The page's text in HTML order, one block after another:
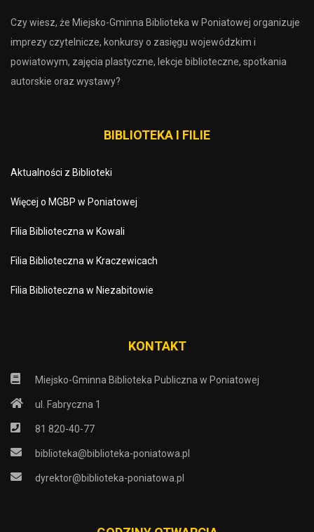
Czy wiesz, że Miejsko-Gminna Biblioteka w Poniatowej organizuje
imprezy czytelnicze, konkursy o zasięgu wojewódzkim i
powiatowym, zajęcia plastyczne, lekcje biblioteczne, spotkania
autorskie oraz wystawy?
BIBLIOTEKA I FILIE
Aktualności z Biblioteki
Więcej o MGBP w Poniatowej
Filia Biblioteczna w Kowali
Filia Biblioteczna w Kraczewicach
Filia Biblioteczna w Niezabitowie
KONTAKT
Miejsko-Gminna Biblioteka Publiczna w Poniatowej
ul. Fabryczna 1
81 820-40-77
biblioteka@biblioteka-poniatowa.pl
dyrektor@biblioteka-poniatowa.pl